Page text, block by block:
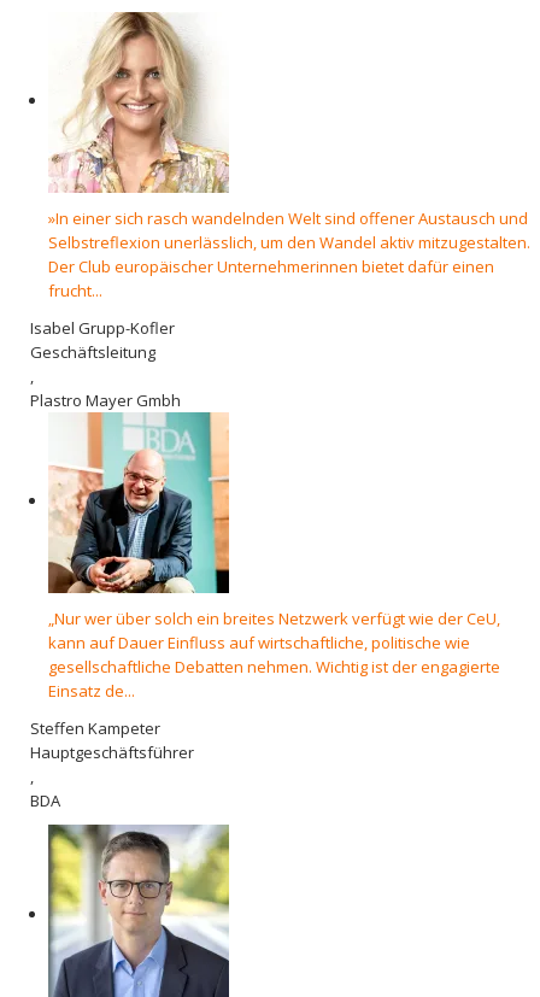
»In einer sich rasch wandelnden Welt sind offener Austausch und
Selbstreflexion unerlässlich, um den Wandel aktiv mitzugestalten.
Der Club europäischer Unternehmerinnen bietet dafür einen
frucht...
Isabel Grupp-Kofler
Geschäftsleitung
,
Plastro Mayer Gmbh
„Nur wer über solch ein breites Netzwerk verfügt wie der CeU,
kann auf Dauer Einfluss auf wirtschaftliche, politische wie
gesellschaftliche Debatten nehmen. Wichtig ist der engagierte
Einsatz de...
Steffen Kampeter
Hauptgeschäftsführer
,
BDA